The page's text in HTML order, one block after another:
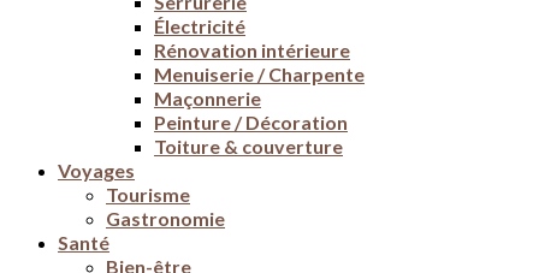
Électricité
Rénovation intérieure
Menuiserie / Charpente
Maçonnerie
Peinture / Décoration
Toiture & couverture
Voyages
Tourisme
Gastronomie
Santé
Bien-être